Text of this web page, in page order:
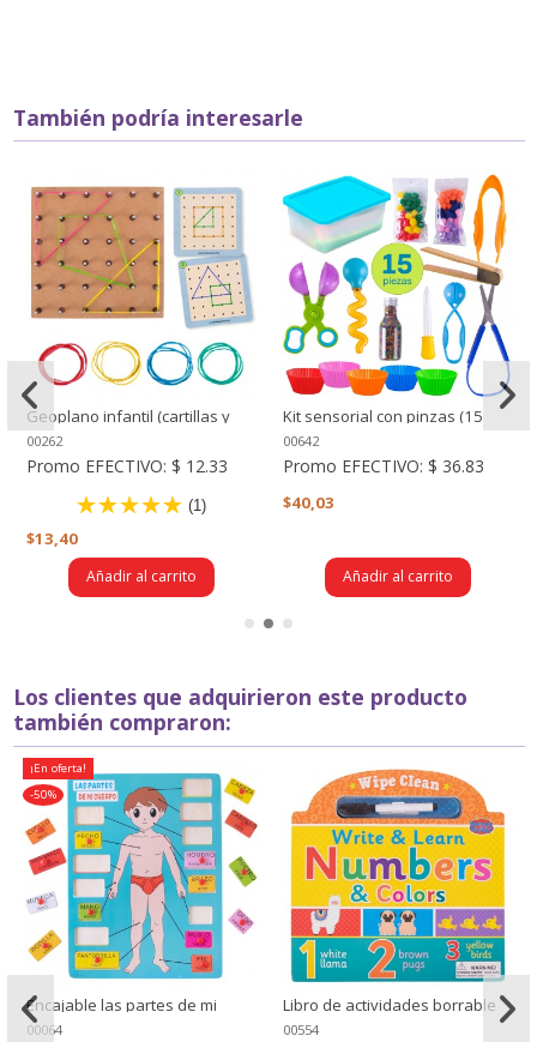
También podría interesarle
Geoplano infantil (cartillas y
ligas)
00262
Promo EFECTIVO: $ 12.33
(1)
$13,40
Añadir al carrito
Kit sensorial con pinzas (15
piezas) - Motricidad fina
00642
Promo EFECTIVO: $ 36.83
$40,03
Añadir al carrito
Los clientes que adquirieron este producto
también compraron:
¡En oferta!
-50%
Encajable las partes de mi
cuerpo (hombre)
00064
Libro de actividades borrable
(Pasta dura)
00554